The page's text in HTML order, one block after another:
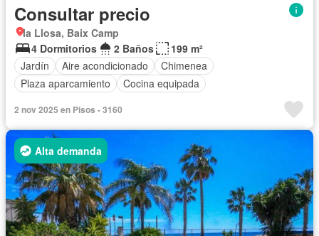
Consultar precio
la Llosa, Baix Camp
4 Dormitorios
2 Baños
199 m²
Jardín
Aire acondicionado
Chimenea
Plaza aparcamiento
Cocina equipada
2 nov 2025 en Pisos - 3160
Alta demanda